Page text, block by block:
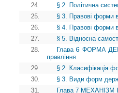
24.
§ 2. Політична
25.
§ 3. Правові форми
26.
§ 4. Правові форми
27.
§ 5. Відносна
28.
Глава 6 ФОРМА
правління
29.
§ 2. Класифікація
30.
§ 3. Види форм
31.
Глава 7 МЕХАНІЗМ